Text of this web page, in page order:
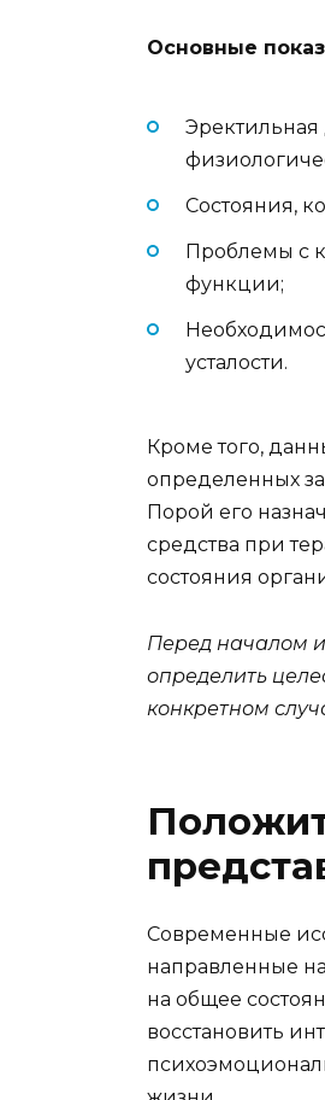
Основные
Состояния,
Проблемы с
функции;
усталости.
Кроме того,
определенных
Порой его
средства при
состояния
Перед началом
определить
конкретном
Современные
направленные
на общее
восстановить